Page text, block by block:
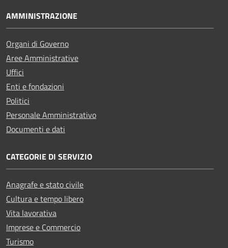
AMMINISTRAZIONE
Organi di Governo
Aree Amministrative
Uffici
Enti e fondazioni
Politici
Personale Amministrativo
Documenti e dati
CATEGORIE DI SERVIZIO
Anagrafe e stato civile
Cultura e tempo libero
Vita lavorativa
Imprese e Commercio
Turismo